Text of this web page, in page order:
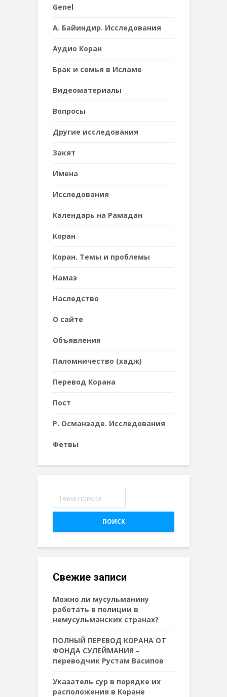
Genel
А. Байиндир. Исследования
Аудио Коран
Брак и семья в Исламе
Видеоматериалы
Вопросы
Другие исследования
Закят
Имена
Исследования
Календарь на Рамадан
Коран
Коран. Темы и проблемы
Намаз
Наследствo
О сайте
Объявления
Паломничество (хадж)
Перевод Корана
Пост
Р. Османзаде. Исследования
Фетвы
ПОИСК
Свежие записи
Можно ли мусульманину
работать в полиции в
немусульманских странах?
ПОЛНЫЙ ПЕРЕВОД КОРАНА ОТ
ФОНДА СУЛЕЙМАНИЯ –
переводчик Рустам Васипов
Указатель сур в порядке их
расположения в Коране